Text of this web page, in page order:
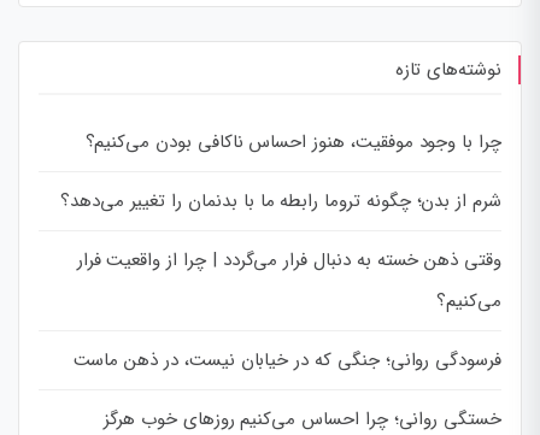
نوشته‌های تازه
چرا با وجود موفقیت، هنوز احساس ناکافی بودن می‌کنیم؟
شرم از بدن؛ چگونه تروما رابطه ما با بدنمان را تغییر می‌دهد؟
وقتی ذهن خسته به دنبال فرار می‌گردد | چرا از واقعیت فرار
می‌کنیم؟
فرسودگی روانی؛ جنگی که در خیابان نیست، در ذهن ماست
خستگی روانی؛ چرا احساس می‌کنیم روزهای خوب هرگز